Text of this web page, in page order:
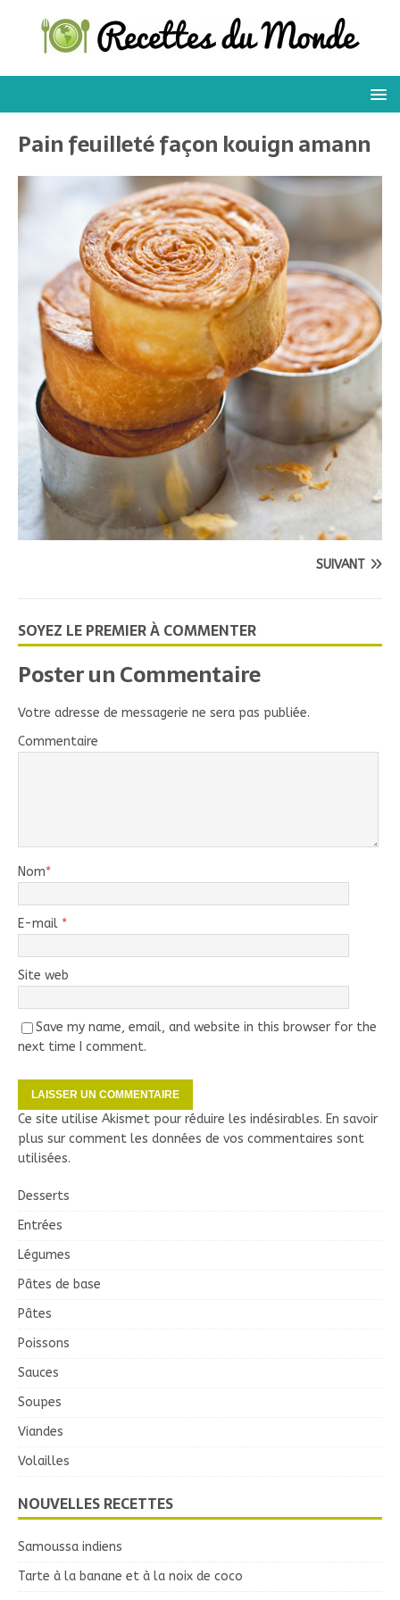
Pain feuilleté façon kouign amann
SUIVANT
SOYEZ LE PREMIER À COMMENTER
Poster un Commentaire
Votre adresse de messagerie ne sera pas publiée.
Commentaire
Nom*
E-mail *
Site web
Save my name, email, and website in this browser for the
next time I comment.
Ce site utilise Akismet pour réduire les indésirables. En savoir
plus sur comment les données de vos commentaires sont
utilisées.
Desserts
Entrées
Légumes
Pâtes de base
Pâtes
Poissons
Sauces
Soupes
Viandes
Volailles
NOUVELLES RECETTES
Samoussa indiens
Tarte à la banane et à la noix de coco